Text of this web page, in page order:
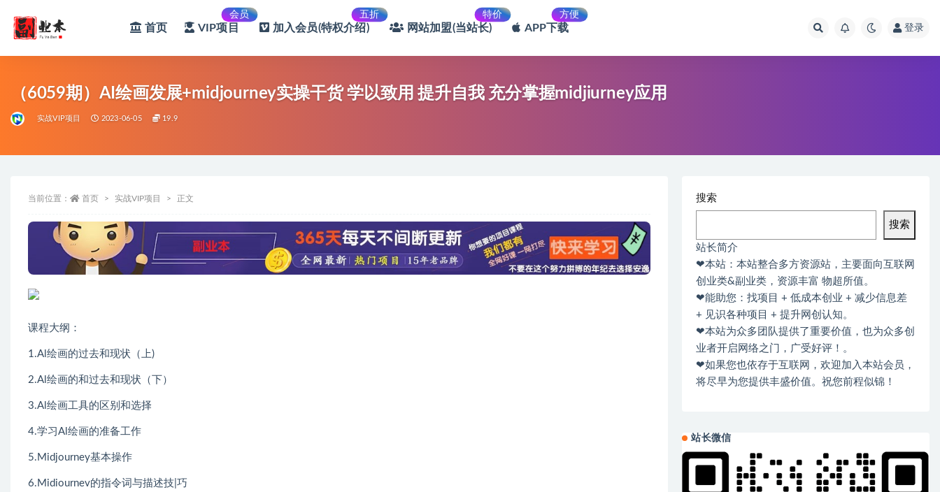
首页 VIP项目
会员
加入会员(特权介绍)
五折
网站加盟(当站长)
特价
APP下载
方便
登录
（6059期）AI绘画发展+midjourney实操干货 学以致用 提升自我 充分掌握midjiurney应用
实战VIP项目 2023-06-05 19.9
当前位置： 首页 实战VIP项目 正文
课程大纲：
1.Al绘画的过去和现状（上)
2.Al绘画的和过去和现状（下）
3.Al绘画工具的区别和选择
4.学习Al绘画的准备工作
5.Midjourney基本操作
6.Midiournev的指令词与描述技|巧
搜索
搜索
站长简介
❤本站：本站整合多方资源站，主要面向互联网
创业类&副业类，资源丰富 物超所值。
❤能助您：找项目 + 低成本创业 + 减少信息差
+ 见识各种项目 + 提升网创认知。
❤本站为众多团队提供了重要价值，也为众多创
业者开启网络之门，广受好评！。
❤如果您也依存于互联网，欢迎加入本站会员，
将尽早为您提供丰盛价值。祝您前程似锦！
站长微信